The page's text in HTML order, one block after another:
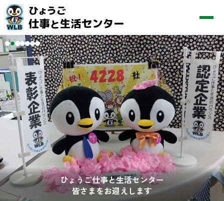
ひょうご仕事と生活センター
皆さまをお迎えします